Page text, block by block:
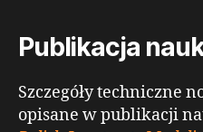
Publikacja
Szczegóły techniczne
opisane w publikacji